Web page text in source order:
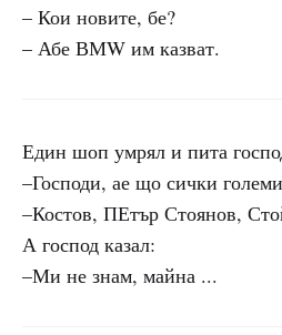
– Кои новите, бе?
– Абе ВМW им казват.
Един шоп умрял и пита
–Господи, ае що сички
–Костов, ПЕтър Стоянов,
А господ казал:
–Ми не знам, майна ...